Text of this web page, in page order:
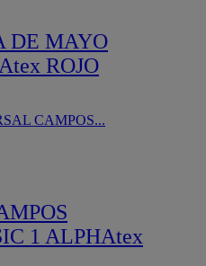
DE MAYO
ROJO
1 ALPHAtex